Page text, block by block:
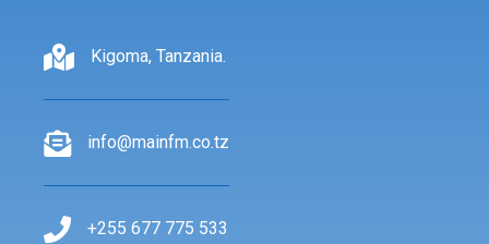
Kigoma, Tanzania.
info@mainfm.co.tz
+255 677 775 533